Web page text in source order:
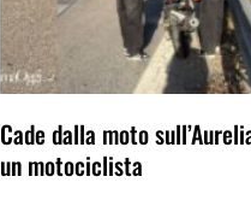
Cade dalla moto
un motociclista